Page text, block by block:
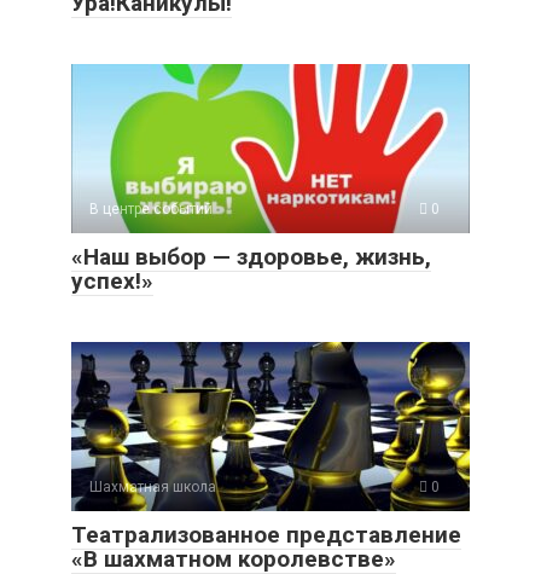
В центре событий 0
«Наш выбор — здоровье, жизнь,
успех!»
Шахматная школа 0
Театрализованное представление
«В шахматном королевстве»